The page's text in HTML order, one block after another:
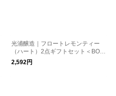
光浦醸造｜フロートレモンティー
（ハート）2点ギフトセット＜BOX
入り＞
2,592円